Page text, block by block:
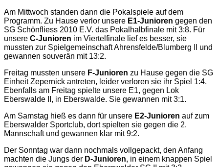
Am Mittwoch standen dann die Pokalspiele auf dem
Programm. Zu Hause verlor unsere E1-Junioren gegen den
SG Schönfliess 2010 E.V. das Pokalhalbfinale mit 3:8. Für
unsere C-Junioren im Viertelfinale lief es besser, sie
mussten zur Spielgemeinschaft Ahrensfelde/Blumberg II und
gewannen souverän mit 13:2.
Freitag mussten unsere F-Junioren zu Hause gegen die SG
Einheit Zepernick antreten, leider verloren sie ihr Spiel 1:4.
Ebenfalls am Freitag spielte unsere E1, gegen Lok
Eberswalde II, in Eberswalde. Sie gewannen mit 3:1.
Am Samstag hieß es dann für unsere E2-Junioren auf zum
Eberswalder Sportclub, dort spielten sie gegen die 2.
Mannschaft und gewannen klar mit 9:2.
Der Sonntag war dann nochmals vollgepackt, den Anfang
machten die Jungs der D-Junioren, in einem knappen Spiel